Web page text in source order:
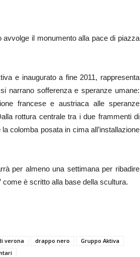
il monumento alla pace di piazza
e inaugurato a fine 2011, rappresenta
narrano sofferenza e speranze umane:
francese e austriaca alle speranze
rottura centrale tra i due frammenti di
colomba posata in cima all’installazione
per almeno una settimana per ribadire
come è scritto alla base della scultura.
verona drappo nero
Gruppo Aktiva